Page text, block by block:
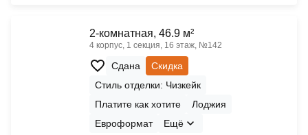
2-комнатная, 46.9 м²
4 корпус, 1 секция, 16 этаж, №142
Сдана
Скидка
Стиль отделки: Чизкейк
Платите как хотите
Лоджия
Евроформат
Ещё